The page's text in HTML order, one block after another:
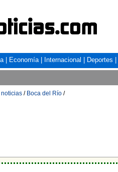
| Economía| Internacional Deportes
noticias / Boca del Río /